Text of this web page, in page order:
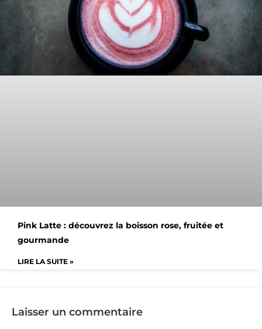
Pink Latte : découvrez la boisson rose, fruitée et
gourmande
LIRE LA SUITE »
Laisser un commentaire